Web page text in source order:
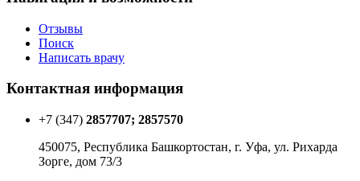
Отзывы
Поиск
Написать врачу
Контактная информация
+7 (347) 2857707; 2857570
450075, Республика Башкортостан, г. Уфа, ул. Рихарда
Зорге, дом 73/3